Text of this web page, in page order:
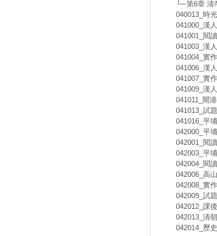
└─第6章 清
040013_時
041000_漢
041001_閱
041003_漢
041004_實
041006_漢
041007_實
041009_漢
041011_開
041013_試
041016_平
042000_平
042001_閱
042003_平
042004_閱
042006_高
042008_實
042009_試
042012_課
042013_清
042014_歷